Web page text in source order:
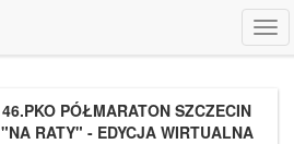
46.PKO PÓŁMARATON SZCZECIN
"NA RATY" - EDYCJA WIRTUALNA